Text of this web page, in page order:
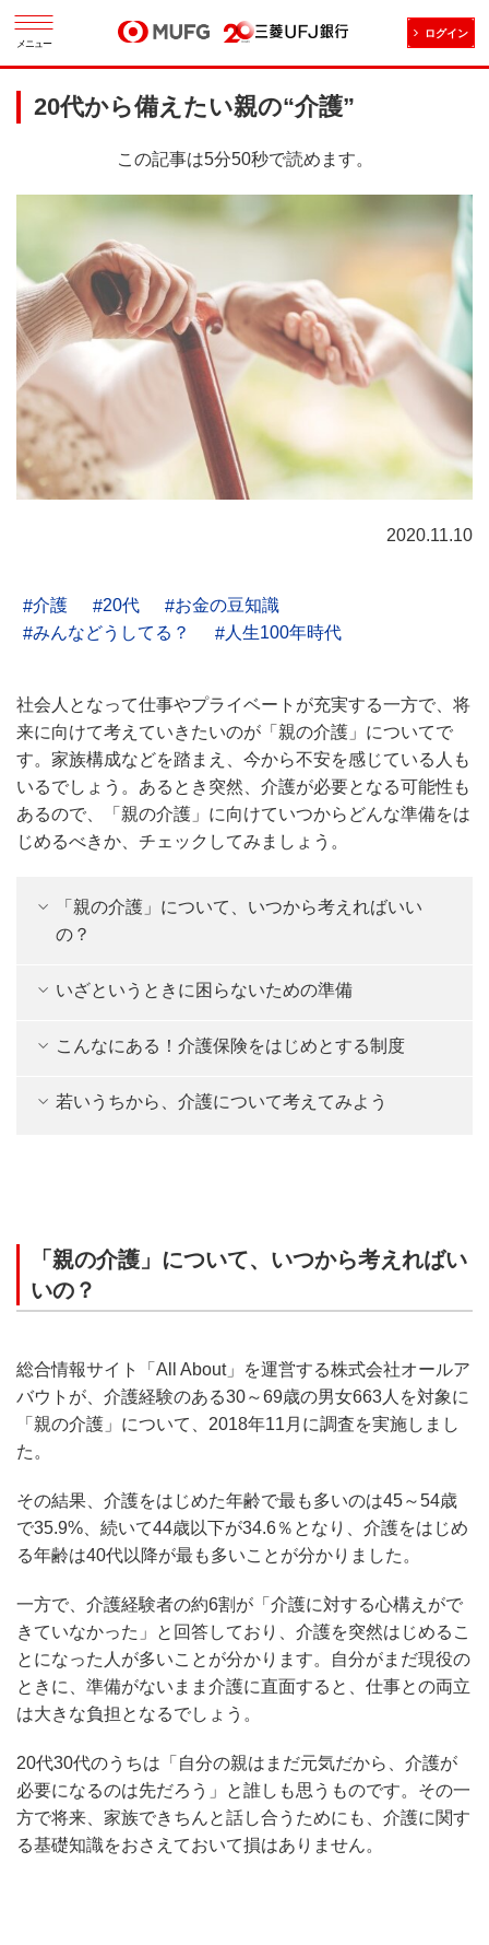
メニュー
ログイン
20代から備えたい親の“介護”
この記事は5分50秒で読めます。
2020.11.10
介護 20代
お金の豆知識
みんなどうしてる？
人生100年時代
社会人となって仕事やプライベートが充実する一方で、将
来に向けて考えていきたいのが「親の介護」についてで
す。家族構成などを踏まえ、今から不安を感じている人も
いるでしょう。あるとき突然、介護が必要となる可能性も
あるので、「親の介護」に向けていつからどんな準備をは
じめるべきか、チェックしてみましょう。
「親の介護」について、いつから考えればいい
の？
いざというときに困らないための準備
こんなにある！介護保険をはじめとする制度
若いうちから、介護について考えてみよう
「親の介護」について、いつから考えればい
いの？
総合情報サイト「All About」を運営する株式会社オールア
バウトが、介護経験のある30～69歳の男女663人を対象に
「親の介護」について、2018年11月に調査を実施しまし
た。
その結果、介護をはじめた年齢で最も多いのは45～54歳
で35.9%、続いて44歳以下が34.6％となり、介護をはじめ
る年齢は40代以降が最も多いことが分かりました。
一方で、介護経験者の約6割が「介護に対する心構えがで
きていなかった」と回答しており、介護を突然はじめるこ
とになった人が多いことが分かります。自分がまだ現役の
ときに、準備がないまま介護に直面すると、仕事との両立
は大きな負担となるでしょう。
20代30代のうちは「自分の親はまだ元気だから、介護が
必要になるのは先だろう」と誰しも思うものです。その一
方で将来、家族できちんと話し合うためにも、介護に関す
る基礎知識をおさえておいて損はありません。